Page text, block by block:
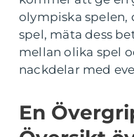
olympiska spelen,
spel, mäta dess
mellan olika spel
nackdelar med
En